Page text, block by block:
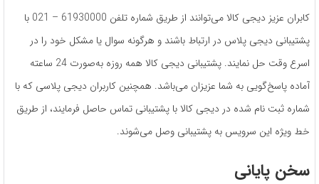
کابران عزیز دیجی کالا می‌توانند از طریق شماره تلفن 61930000 – 021 با
پشتیبانی دیجی پلاس در ارتباط باشند و هرگونه سوال یا مشکل خود را در
اسرع وقت حل نمایند. پشتیبانی دیجی کالا همه روزه به‌صورت 24 ساعته
آماده پاسخ‌گویی به شما عزیزان می‌باشد. همچنین کاربران دیجی پلاسی که با
شماره ثبت نام شده در دیجی کالا با پشتیبانی تماس حاصل فرمایند، از طریق
خط ویژه این سرویس به پشتیبانی وصل می‌شوند.
سخن پایانی